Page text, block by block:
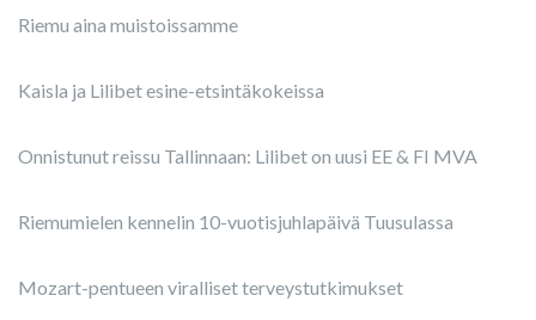
Riemu aina muistoissamme
Kaisla ja Lilibet esine-etsintäkokeissa
Onnistunut reissu Tallinnaan: Lilibet on uusi EE & FI MVA
Riemumielen kennelin 10-vuotisjuhlapäivä Tuusulassa
Mozart-pentueen viralliset terveystutkimukset